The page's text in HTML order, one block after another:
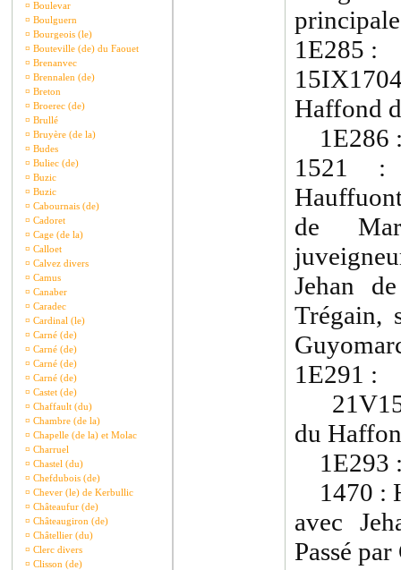
¤ Boulevar
¤ Boulguern
¤ Bourgeois (le)
¤ Bouteville (de) du Faouet
¤ Brenanvec
¤ Brennalen (de)
¤ Breton
¤ Broerec (de)
¤ Brullé
¤ Bruyère (de la)
¤ Budes
¤ Buliec (de)
¤ Buzic
¤ Buzic
¤ Cabournais (de)
¤ Cadoret
¤ Cage (de la)
¤ Calloet
¤ Calvez divers
¤ Camus
¤ Canaber
¤ Caradec
¤ Cardinal (le)
¤ Carné (de)
¤ Carné (de)
¤ Carné (de)
¤ Carné (de)
¤ Castet (de)
¤ Chaffault (du)
¤ Chambre (de la)
¤ Chapelle (de la) et Molac
¤ Charruel
¤ Chastel (du)
¤ Chefdubois (de)
¤ Chever (le) de Kerbullic
¤ Châteaufur (de)
¤ Châteaugiron (de)
¤ Châtellier (du)
¤ Clerc divers
¤ Clisson (de)
1E285 :
Haffond
1E286
1521 :
de
Jehan
Trégain,
1E291 :
du
1E293
1470 :
avec
Passé